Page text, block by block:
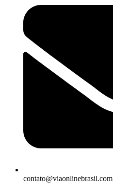
contato@viaonlinebrasil.com